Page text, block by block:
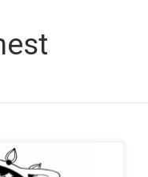
który od wielu